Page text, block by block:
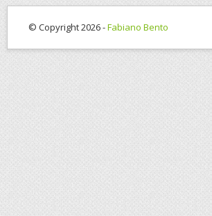
© Copyright 2026 -Fabiano Bento